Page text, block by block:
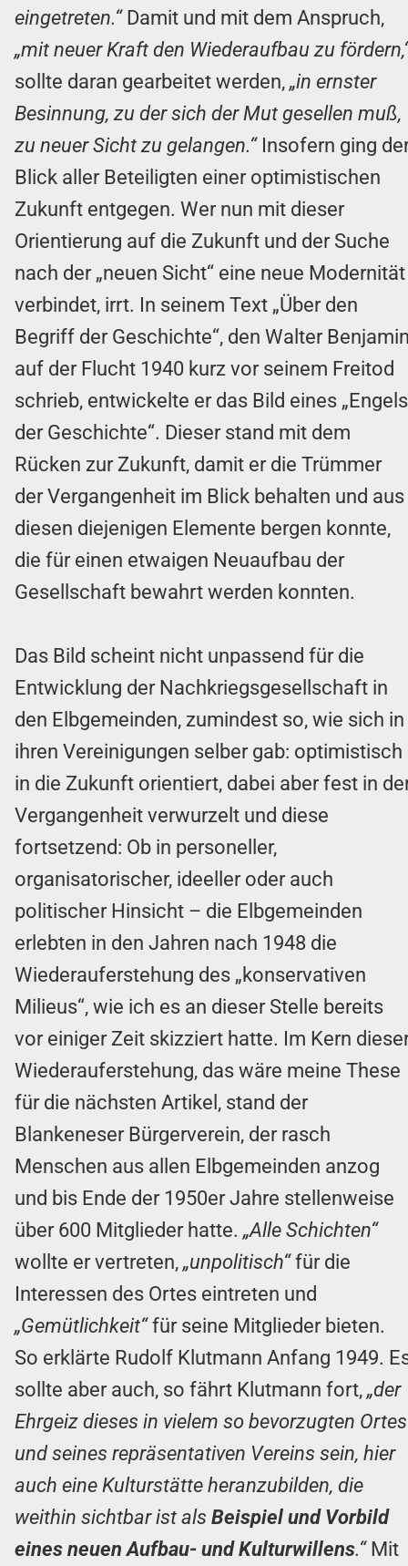
eingetreten.“Damit und mit dem Anspruch,
„mit neuer Kraft den Wiederaufbau zu
sollte daran gearbeitet werden, „in ernster
Besinnung, zu der sich der Mut gesellen muß,
zu neuer Sicht zu gelangen.“ Insofern ging
Blick aller Beteiligten einer optimistischen
Zukunft entgegen. Wer nun mit dieser
Orientierung auf die Zukunft und der Suche
nach der „neuen Sicht“ eine neue Modernität
verbindet, irrt. In seinem Text „Über den
Begriff der Geschichte“, den Walter
auf der Flucht 1940 kurz vor seinem Freitod
schrieb, entwickelte er das Bild eines „Engels
der Geschichte“. Dieser stand mit dem
Rücken zur Zukunft, damit er die Trümmer
der Vergangenheit im Blick behalten und aus
diesen diejenigen Elemente bergen konnte,
die für einen etwaigen Neuaufbau der
Gesellschaft bewahrt werden konnten.
Das Bild scheint nicht unpassend für die
Entwicklung der Nachkriegsgesellschaft in
den Elbgemeinden, zumindest so, wie sich in
ihren Vereinigungen selber gab: optimistisch
in die Zukunft orientiert, dabei aber fest in
Vergangenheit verwurzelt und diese
fortsetzend: Ob in personeller,
organisatorischer, ideeller oder auch
politischer Hinsicht – die Elbgemeinden
erlebten in den Jahren nach 1948 die
Wiederauferstehung des „konservativen
Milieus“, wie ich es an dieser Stelle bereits
vor einiger Zeit skizziert hatte. Im Kern
Wiederauferstehung, das wäre meine These
für die nächsten Artikel, stand der
Blankeneser Bürgerverein, der rasch
Menschen aus allen Elbgemeinden anzog
und bis Ende der 1950er Jahre stellenweise
über 600 Mitglieder hatte. „Alle Schichten“
wollte er vertreten, „unpolitisch“für die
Interessen des Ortes eintreten und
„Gemütlichkeit“für seine Mitglieder bieten.
So erklärte Rudolf Klutmann Anfang 1949.
sollte aber auch, so fährt Klutmann fort, „der
Ehrgeiz dieses in vielem so bevorzugten Ortes
und seines repräsentativen Vereins sein, hier
auch eine Kulturstätte heranzubilden, die
weithin sichtbar ist als Beispiel und Vorbild
eines neuen Aufbau- und Kulturwillens.“Mit